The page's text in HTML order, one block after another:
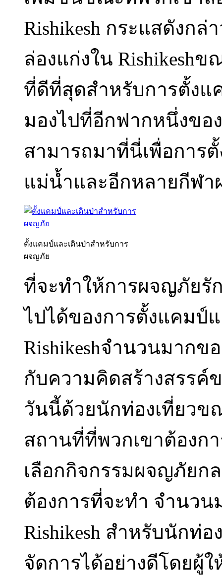
Rishikesh กระแสดังก
ล่องแก่งใน Rishikesh
ที่ดีที่สุดสำหรับการตั้งแ
มองไปที่อีกฟากหนึ่งข
สามารถมาที่นี่เพื่อการ
แม่น้ำและอีกหลายกีฬ
ตั้งแคมป์และเดินป่าสำหรับการ
ผจญภัย
ที่จะทำให้การผจญภัยรั
ไปได้ของการตั้งแคมป์
Rishikeshจำนวนมากข
กับความคิดสร้างสรรค์
วันนี้ด้วยนักท่องเที่ยวข
สถานที่ที่พวกเขาต้องก
เลือกกิจกรรมผจญภัยก
ต้องการที่จะทำ จำนวน
Rishikesh สำหรับนักท่
จัดการได้อย่างดีโดยผู้